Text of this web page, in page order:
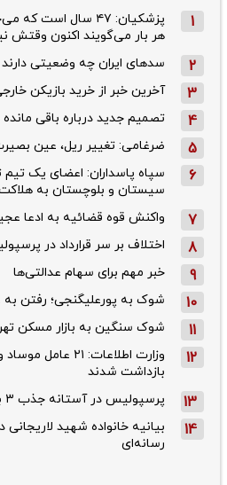
1
پزشکیان: ۴۷ سال
هر بار می‌گویند اکنون وقتش
2 سدهای ایران چه وضعیتی دارند
3 آخرین خبر از خرید بازیکن
4 تصمیم جدید درباره باقی مانده
5 ضرغامی: تغییر ریل، عین
6
سپاه پاسداران: اعضای یک
سیستان و بلوچستان به
7 واکنش قوه قضائیه به ادعا
8 اختلاف بر سر قرارداد در
9 خبر مهم برای سهام عدالتی‌ها
10 شوک به پورعلیگنجی؛ رفتن به
11 شوک سنگین به بازار مسکن
12
بازداشت شدند
13 پرسپولیس در آستانه جذب ۳ بازیکن جدید
14
بیانیه خانواده شهید
رسانه‌ای